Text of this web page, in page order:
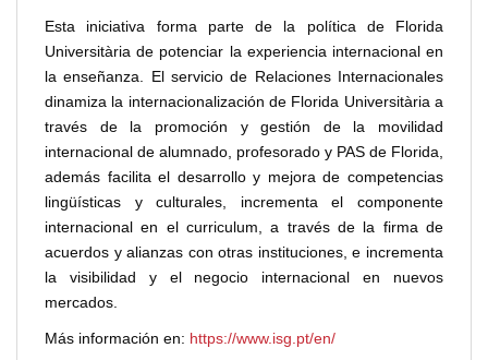
Esta iniciativa forma parte de la política de Florida
Universitària de potenciar la experiencia internacional en
la enseñanza. El servicio de Relaciones Internacionales
dinamiza la internacionalización de Florida Universitària a
través de la promoción y gestión de la movilidad
internacional de alumnado, profesorado y PAS de Florida,
además facilita el desarrollo y mejora de competencias
lingüísticas y culturales, incrementa el componente
internacional en el curriculum, a través de la firma de
acuerdos y alianzas con otras instituciones, e incrementa
la visibilidad y el negocio internacional en nuevos
mercados.
Más información en: https://www.isg.pt/en/